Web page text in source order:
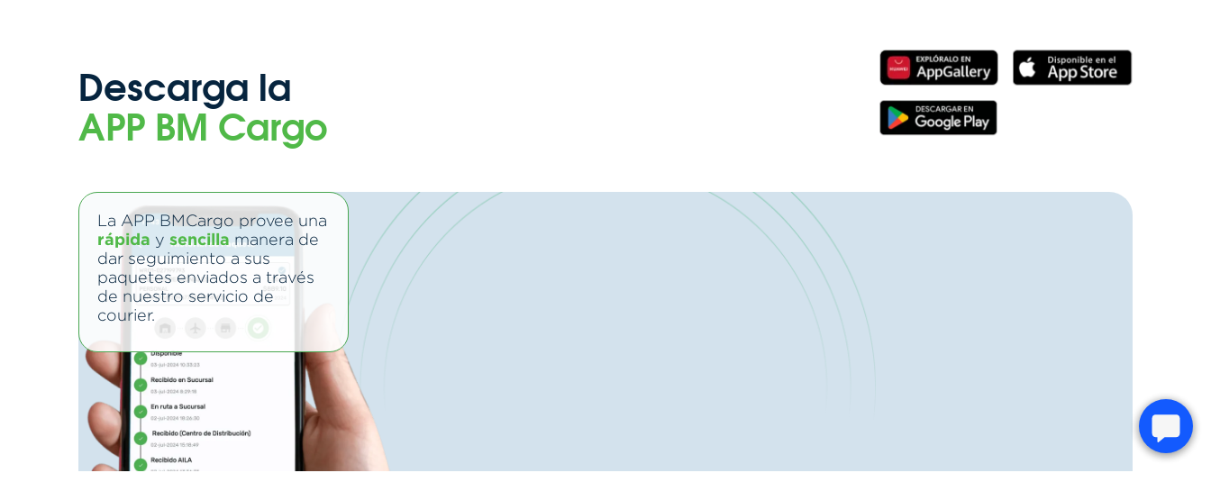
Descarga la
APP BM Cargo
La APP BMCargo provee una
rápida y sencillamanera de
dar seguimiento a sus
paquetes enviados a través
de nuestro servicio de
courier.